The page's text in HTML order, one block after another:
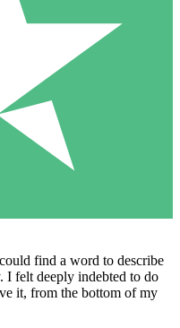
find a word to describe
I felt deeply indebted to do
it, from the bottom of my